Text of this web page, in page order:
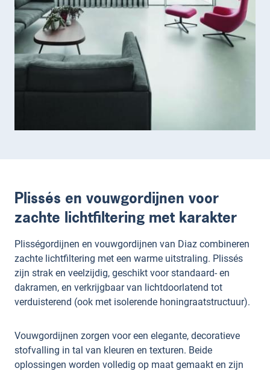
Plissés en vouwgordijnen voor
zachte lichtfiltering met karakter
Plisségordijnen en vouwgordijnen van Diaz combineren
zachte lichtfiltering met een warme uitstraling. Plissés
zijn strak en veelzijdig, geschikt voor standaard- en
dakramen, en verkrijgbaar van lichtdoorlatend tot
verduisterend (ook met isolerende honingraatstructuur).
Vouwgordijnen zorgen voor een elegante, decoratieve
stofvalling in tal van kleuren en texturen. Beide
oplossingen worden volledig op maat gemaakt en zijn